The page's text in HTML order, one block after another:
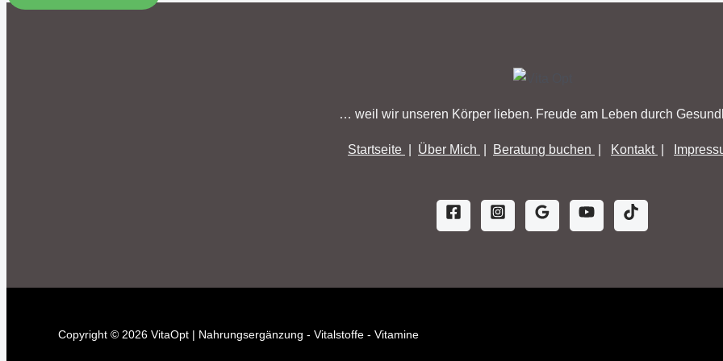
… weil wir unseren Körper lieben. Freude am Leben durch
Startseite Über Mich Beratung buchen Kontakt
Copyright © 2026 VitaOpt | Nahrungsergänzung - Vitalstoffe - Vitamine